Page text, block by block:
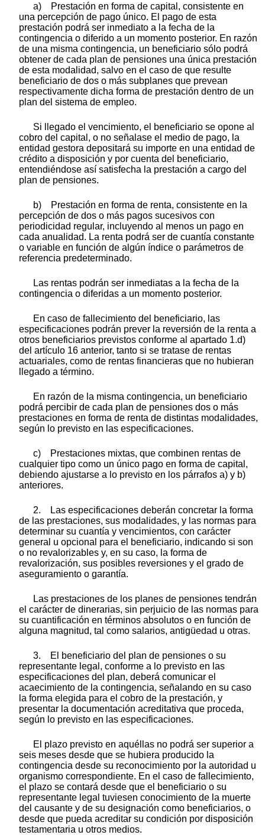
a) Prestación en forma de capital, consistente en
una percepción de pago único. El pago de esta
prestación podrá ser inmediato a la fecha de la
contingencia o diferido a un momento posterior. En razón
de una misma contingencia, un beneficiario sólo podrá
obtener de cada plan de pensiones una única prestación
de esta modalidad, salvo en el caso de que resulte
beneficiario de dos o más subplanes que prevean
respectivamente dicha forma de prestación dentro de un
plan del sistema de empleo.
Si llegado el vencimiento, el beneficiario se opone al
cobro del capital, o no señalase el medio de pago, la
entidad gestora depositará su importe en una entidad de
crédito a disposición y por cuenta del beneficiario,
entendiéndose así satisfecha la prestación a cargo del
plan de pensiones.
b) Prestación en forma de renta, consistente en la
percepción de dos o más pagos sucesivos con
periodicidad regular, incluyendo al menos un pago en
cada anualidad. La renta podrá ser de cuantía constante
o variable en función de algún índice o parámetros de
referencia predeterminado.
Las rentas podrán ser inmediatas a la fecha de la
contingencia o diferidas a un momento posterior.
En caso de fallecimiento del beneficiario, las
especificaciones podrán prever la reversión de la renta a
otros beneficiarios previstos conforme al apartado 1.d)
del artículo 16 anterior, tanto si se tratase de rentas
actuariales, como de rentas financieras que no hubieran
llegado a término.
En razón de la misma contingencia, un beneficiario
podrá percibir de cada plan de pensiones dos o más
prestaciones en forma de renta de distintas modalidades,
según lo previsto en las especificaciones.
c) Prestaciones mixtas, que combinen rentas de
cualquier tipo como un único pago en forma de capital,
debiendo ajustarse a lo previsto en los párrafos a) y b)
anteriores.
2. Las especificaciones deberán concretar la forma
de las prestaciones, sus modalidades, y las normas para
determinar su cuantía y vencimientos, con carácter
general u opcional para el beneficiario, indicando si son
o no revalorizables y, en su caso, la forma de
revalorización, sus posibles reversiones y el grado de
aseguramiento o garantía.
Las prestaciones de los planes de pensiones tendrán
el carácter de dinerarias, sin perjuicio de las normas para
su cuantificación en términos absolutos o en función de
alguna magnitud, tal como salarios, antigüedad u otras.
3. El beneficiario del plan de pensiones o su
representante legal, conforme a lo previsto en las
especificaciones del plan, deberá comunicar el
acaecimiento de la contingencia, señalando en su caso
la forma elegida para el cobro de la prestación, y
presentar la documentación acreditativa que proceda,
según lo previsto en las especificaciones.
El plazo previsto en aquéllas no podrá ser superior a
seis meses desde que se hubiera producido la
contingencia desde su reconocimiento por la autoridad u
organismo correspondiente. En el caso de fallecimiento,
el plazo se contará desde que el beneficiario o su
representante legal tuviesen conocimiento de la muerte
del causante y de su designación como beneficiarios, o
desde que pueda acreditar su condición por disposición
testamentaria u otros medios.